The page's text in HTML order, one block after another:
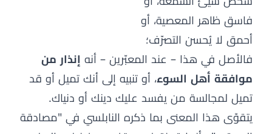
فاسق ظاهر المعصية، أو
أحمق لا يُحسن التصرّف؛
فالأصل في هذا – عند المعبّرين – أنه إنذار من
موافقة أهل السوء، أو تنبيه إلى أنك تميل أو قد
تميل لمجالسة من يفسد عليك دينك أو دنياك.
يتقوّى هذا المعنى بما ذكره النابلسي في "مصادقة